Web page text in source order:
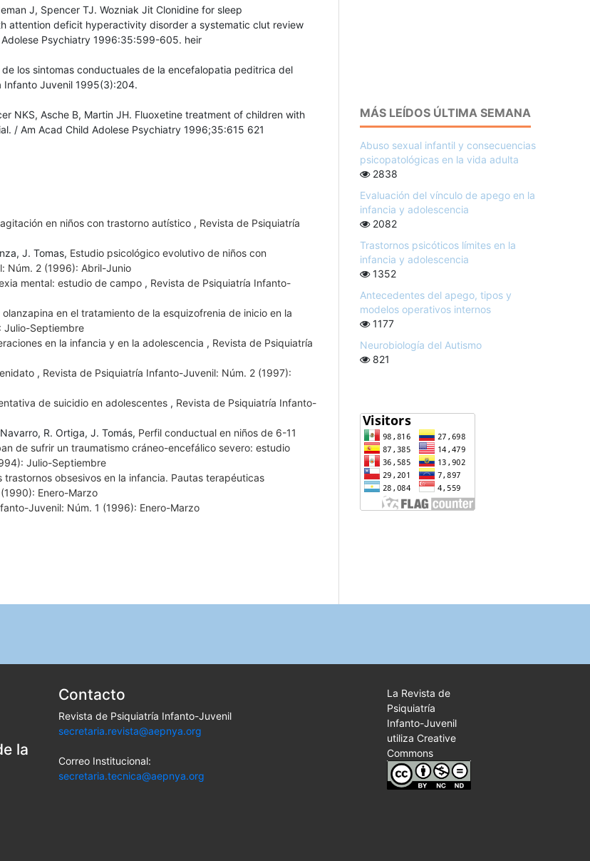
J, Spencer TJ. Wozniak Jit Clonidine for sleep
attention deficit hyperactivity disorder a systematic clut review
Psychiatry 1996:35:599-605. heir
los sintomas conductuales de la encefalopatia peditrica del
Infanto Juvenil 1995(3):204.
NKS, Asche B, Martin JH. Fluoxetine treatment of children with
/ Am Acad Child Adolese Psychiatry 1996;35:615 621
en niños con trastorno autístico , Revista de Psiquiatría
J. Tomas, Estudio psicológico evolutivo de niños con
Núm. 2 (1996): Abril-Junio
mental: estudio de campo , Revista de Psiquiatría Infanto-
olanzapina en el tratamiento de la esquizofrenia de inicio en la
Julio-Septiembre
en la infancia y en la adolescencia , Revista de Psiquiatría
, Revista de Psiquiatría Infanto-Juvenil: Núm. 2 (1997):
de suicidio en adolescentes , Revista de Psiquiatría Infanto-
R. Ortiga, J. Tomás, Perfil conductual en niños de 6-11
de sufrir un traumatismo cráneo-encefálico severo: estudio
Julio-Septiembre
trastornos obsesivos en la infancia. Pautas terapéuticas
Enero-Marzo
Juvenil: Núm. 1 (1996): Enero-Marzo
MÁS LEÍDOS ÚLTIMA SEMANA
Abuso sexual infantil y consecuencias
psicopatológicas en la vida adulta
2838
Evaluación del vínculo de apego en la
infancia y adolescencia
2082
Trastornos psicóticos límites en la
infancia y adolescencia
1352
Antecedentes del apego, tipos y
modelos operativos internos
1177
Neurobiología del Autismo
821
la
Contacto
Revista de Psiquiatría Infanto-Juvenil
secretaria.revista@aepnya.org
Correo Institucional:
secretaria.tecnica@aepnya.org
La Revista de
Psiquiatría
Infanto-Juvenil
utiliza Creative
Commons